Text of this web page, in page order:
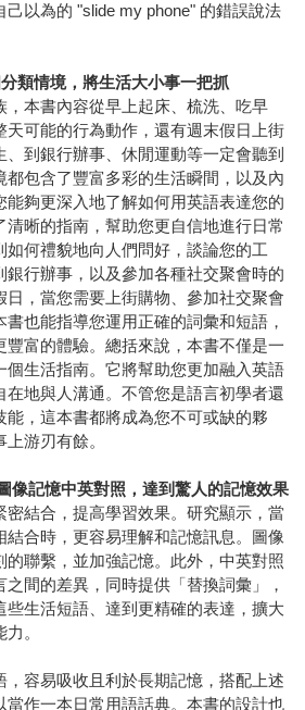
以為的 "slide my phone" 的錯誤說法
類情境，將生活大小事一把抓
，本書內容從早上起床、梳洗、吃早
天可能的行為動作，還有週末假日上街
到銀行辦事、休閒運動等一定會聽到
都包含了豐富多彩的生活瞬間，以及內
能夠更深入地了解如何用英語表達您的
清晰的指南，幫助您更自信地進行日常
如何禮貌地向人們問好，談論您的工
銀行辦事，以及參加各種社交聚會時的
日，當您需要上街購物、參加社交聚會
也能指導您運用正確的詞彙和短語，
豐富的體驗。總括來說，本書不僅是一
個生活指南。它將幫助您更加融入英語
在地與人溝通。不管您是語言初學者還
能，這本書都將成為您不可或缺的夥
游刃有餘。
像記憶中英對照，達到驚人的記憶效果
密結合，提高學習效果。研究顯示，當
結合時，更容易理解和記憶訊息。圖像
的聯繫，並加強記憶。此外，中英對照
間的差異，同時提供「替換詞彙」，
些生活短語、達到更精確的表達，擴大
。
，容易吸收且利於長期記憶，搭配上述
當作一本日常用語話典。本書的設計也